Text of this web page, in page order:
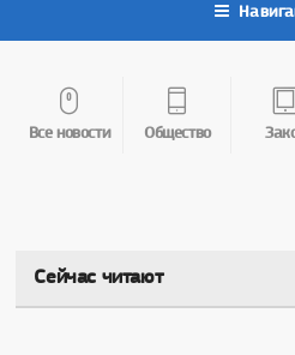
Все новости Общество
Сейчас читают